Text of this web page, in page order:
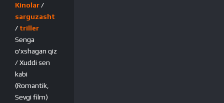
Kinolar/
sarguzasht
/ triller
Senga
o'xshagan qiz
/ Xuddi sen
kabi
(Romantik,
Sevgi film)